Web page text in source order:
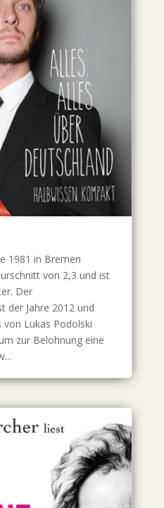
1981 in Bremen
von 2,3 und ist
Der
der Jahre 2012 und
Lukas Podolski
zur Belohnung eine